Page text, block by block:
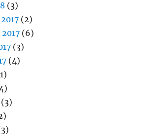
(3)
(2)
(6)
(3)
(4)
(3)